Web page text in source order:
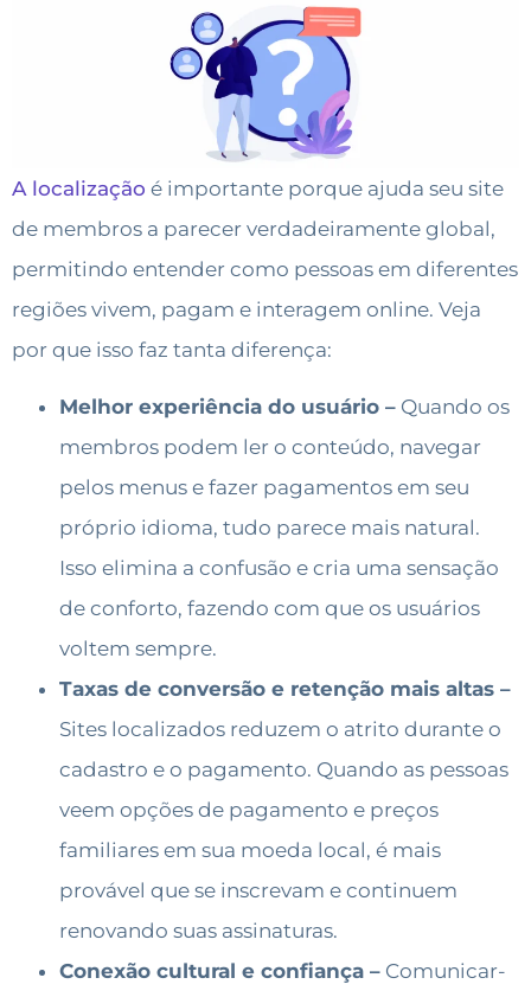
A localização é importante porque ajuda seu site
de membros a parecer verdadeiramente global,
permitindo entender como pessoas em diferentes
regiões vivem, pagam e interagem online. Veja
por que isso faz tanta diferença:
Melhor experiência do usuário – Quando os
membros podem ler o conteúdo, navegar
pelos menus e fazer pagamentos em seu
próprio idioma, tudo parece mais natural.
Isso elimina a confusão e cria uma sensação
de conforto, fazendo com que os usuários
voltem sempre.
Taxas de conversão e retenção mais altas –
Sites localizados reduzem o atrito durante o
cadastro e o pagamento. Quando as pessoas
veem opções de pagamento e preços
familiares em sua moeda local, é mais
provável que se inscrevam e continuem
renovando suas assinaturas.
Conexão cultural e confiança – Comunicar-